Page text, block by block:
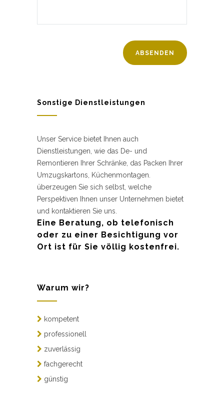
Sonstige Dienstleistungen
Unser Service bietet Ihnen auch
Dienstleistungen, wie das De- und
Remontieren Ihrer Schränke, das Packen Ihrer
Umzugskartons, Küchenmontagen.
überzeugen Sie sich selbst, welche
Perspektiven Ihnen unser Unternehmen bietet
und kontaktieren Sie uns.
Eine Beratung, ob telefonisch
oder zu einer Besichtigung vor
Ort ist für Sie völlig kostenfrei.
Warum wir?
kompetent
professionell
zuverlässig
fachgerecht
günstig